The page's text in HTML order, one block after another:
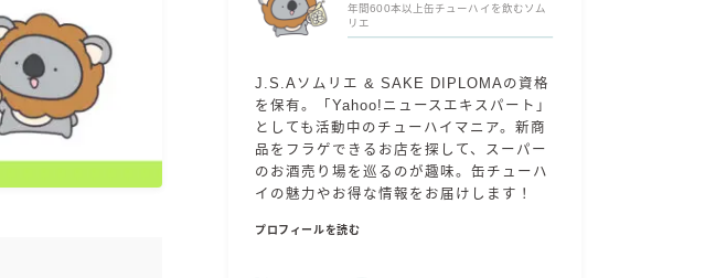
年間600本以上缶チューハイを飲むソム
リエ
J.S.Aソムリエ & SAKE DIPLOMAの資格
を保有。「Yahoo!ニュースエキスパート」
としても活動中のチューハイマニア。新商
品をフラゲできるお店を探して、スーパー
のお酒売り場を巡るのが趣味。缶チューハ
イの魅力やお得な情報をお届けします！
プロフィールを読む